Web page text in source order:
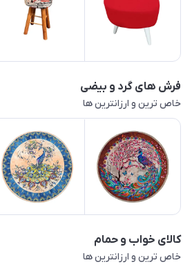
فرش های گرد و بیضی
خاص ترین و ارزانترین ها
کالای خواب و حمام
خاص ترین و ارزانترین ها